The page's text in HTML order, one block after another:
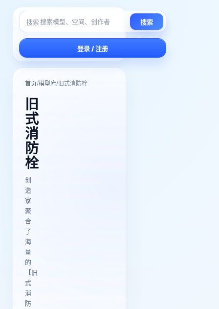
搜索 搜索
登录 / 注册
首页/模型库/ 旧式消防栓
旧
式
消
防
栓
创
造
家
聚
合
了
海
量
的
【旧
式
消
防